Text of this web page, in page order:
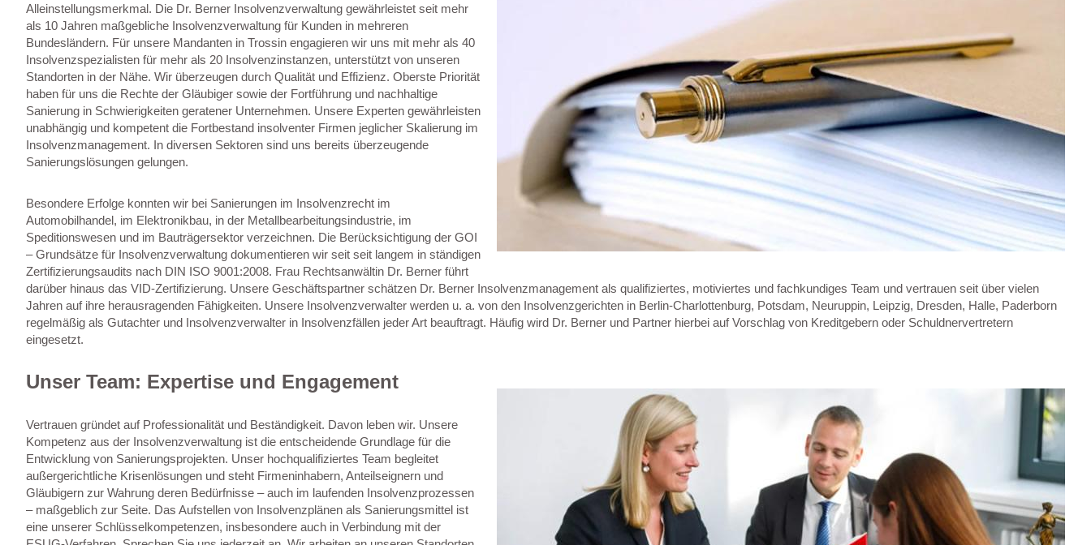
Alleinstellungsmerkmal. Die Dr. Berner Insolvenzverwaltung gewährleistet seit mehr
als 10 Jahren maßgebliche Insolvenzverwaltung für Kunden in mehreren
Bundesländern. Für unsere Mandanten in Trossin engagieren wir uns mit mehr als 40
Insolvenzspezialisten für mehr als 20 Insolvenzinstanzen, unterstützt von unseren
Standorten in der Nähe. Wir überzeugen durch Qualität und Effizienz. Oberste Priorität
haben für uns die Rechte der Gläubiger sowie der Fortführung und nachhaltige
Sanierung in Schwierigkeiten geratener Unternehmen. Unsere Experten gewährleisten
unabhängig und kompetent die Fortbestand insolventer Firmen jeglicher Skalierung im
Insolvenzmanagement. In diversen Sektoren sind uns bereits überzeugende
Sanierungslösungen gelungen.
Besondere Erfolge konnten wir bei Sanierungen im Insolvenzrecht im
Automobilhandel, im Elektronikbau, in der Metallbearbeitungsindustrie, im
Speditionswesen und im Bauträgersektor verzeichnen. Die Berücksichtigung der GOI
– Grundsätze für Insolvenzverwaltung dokumentieren wir seit seit langem in ständigen
Zertifizierungsaudits nach DIN ISO 9001:2008. Frau Rechtsanwältin Dr. Berner führt
darüber hinaus das VID-Zertifizierung. Unsere Geschäftspartner schätzen Dr. Berner Insolvenzmanagement als qualifiziertes, motiviertes und fachkundiges Team und vertrauen seit über vielen
Jahren auf ihre herausragenden Fähigkeiten. Unsere Insolvenzverwalter werden u. a. von den Insolvenzgerichten in Berlin-Charlottenburg, Potsdam, Neuruppin, Leipzig, Dresden, Halle, Paderborn
regelmäßig als Gutachter und Insolvenzverwalter in Insolvenzfällen jeder Art beauftragt. Häufig wird Dr. Berner und Partner hierbei auf Vorschlag von Kreditgebern oder Schuldnervertretern
eingesetzt.
Unser Team: Expertise und Engagement
Vertrauen gründet auf Professionalität und Beständigkeit. Davon leben wir. Unsere
Kompetenz aus der Insolvenzverwaltung ist die entscheidende Grundlage für die
Entwicklung von Sanierungsprojekten. Unser hochqualifiziertes Team begleitet
außergerichtliche Krisenlösungen und steht Firmeninhabern, Anteilseignern und
Gläubigern zur Wahrung deren Bedürfnisse – auch im laufenden Insolvenzprozessen
– maßgeblich zur Seite. Das Aufstellen von Insolvenzplänen als Sanierungsmittel ist
eine unserer Schlüsselkompetenzen, insbesondere auch in Verbindung mit der